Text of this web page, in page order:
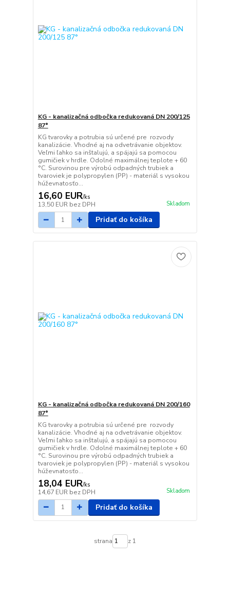
KG - kanalizačná odbočka redukovaná DN 200/125
87°
KG tvarovky a potrubia sú určené pre rozvody
kanalizácie. Vhodné aj na odvetrávanie objektov.
Veľmi ľahko sa inštalujú, a spájajú sa pomocou
gumičiek v hrdle. Odolné maximálnej teplote + 60
°C. Surovinou pre výrobú odpadných trubiek a
tvaroviek je polypropylen (PP) - materiál s vysokou
húževnatosťo...
16,60 EUR/ks
13,50 EUR bez DPH Skladom
Pridať do košíka
KG - kanalizačná odbočka redukovaná DN 200/160
87°
KG tvarovky a potrubia sú určené pre rozvody
kanalizácie. Vhodné aj na odvetrávanie objektov.
Veľmi ľahko sa inštalujú, a spájajú sa pomocou
gumičiek v hrdle. Odolné maximálnej teplote + 60
°C. Surovinou pre výrobú odpadných trubiek a
tvaroviek je polypropylen (PP) - materiál s vysokou
húževnatosťo...
18,04 EUR/ks
14,67 EUR bez DPH Skladom
Pridať do košíka
strana z 1